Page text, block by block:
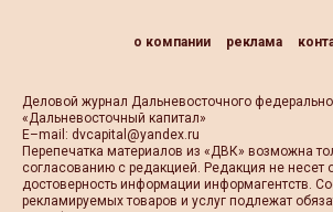
о компании реклама
Деловой журнал Дальневосточного
«Дальневосточный капитал»
Е–mail: dvcapital@yandex.ru
Перепечатка материалов из «ДВК» возможна
согласованию с редакцией. Редакция не несет
достоверность информации информагентств.
рекламируемых товаров и услуг подлежат